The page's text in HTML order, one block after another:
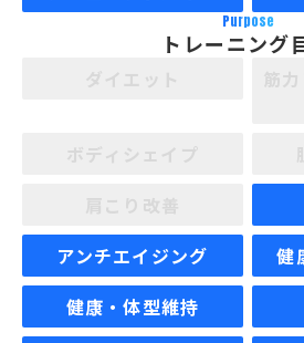
Purpose
トレーニング
アンチエイジング
健
健康・体型維持